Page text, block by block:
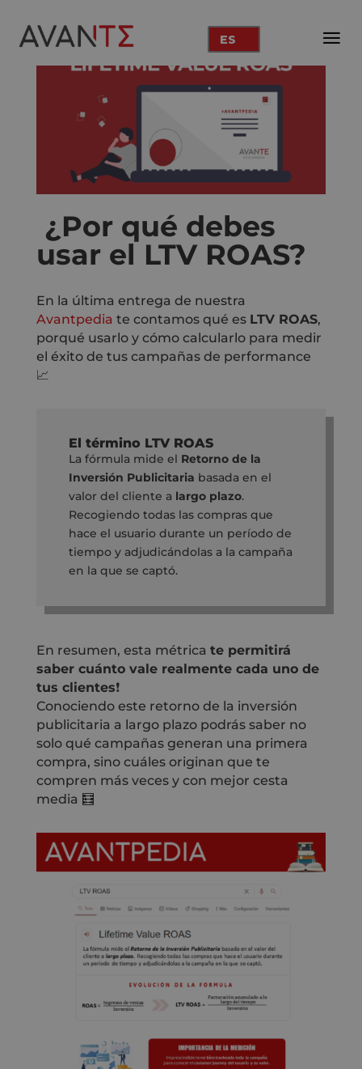
ES
¿Por qué debes
usar el LTV ROAS?
En la última entrega de nuestra
Avantpedia te contamos qué es LTV ROAS,
porqué usarlo y cómo calcularlo para medir
el éxito de tus campañas de performance
📈
El término LTV ROAS
La fórmula mide el Retorno de la
Inversión Publicitaria basada en el
valor del cliente a largo plazo.
Recogiendo todas las compras que
hace el usuario durante un período de
tiempo y adjudicándolas a la campaña
en la que se captó.
En resumen, esta métrica te permitirá
saber cuánto vale realmente cada uno de
tus clientes❗️
Conociendo este retorno de la inversión
publicitaria a largo plazo podrás saber no
solo qué campañas generan una primera
compra, sino cuáles originan que te
compren más veces y con mejor cesta
media 🧮